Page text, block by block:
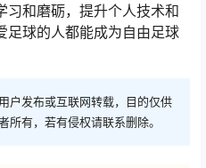
习和磨砺，提升个人技术和
足球的人都能成为自由足球
户发布或互联网转载，目的仅供
所有，若有侵权请联系删除。